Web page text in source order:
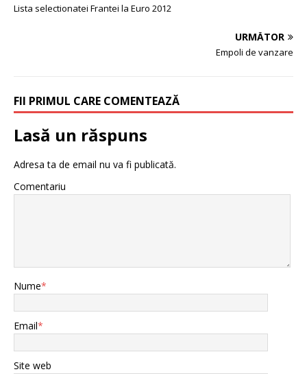
Lista selectionatei Frantei la Euro 2012
URMĂTOR
Empoli de vanzare
FII PRIMUL CARE COMENTEAZĂ
Lasă un răspuns
Adresa ta de email nu va fi publicată.
Comentariu
Nume*
Email*
Site web